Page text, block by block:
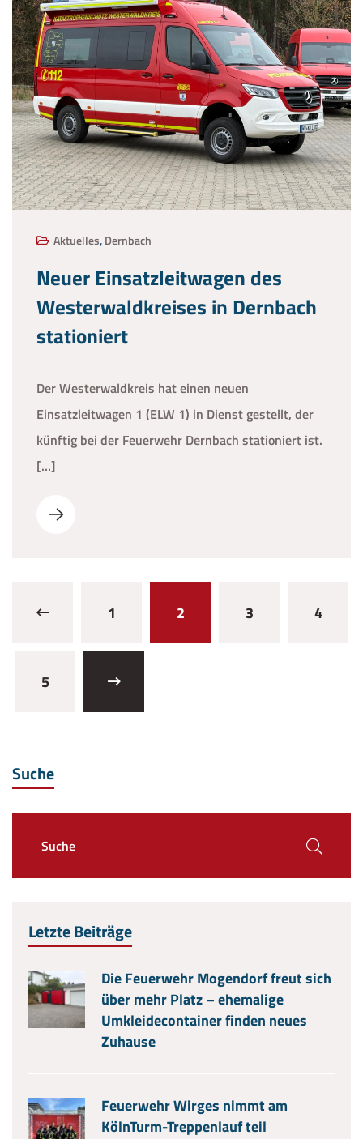
Aktuelles,Dernbach
Neuer Einsatzleitwagen des
Westerwaldkreises in Dernbach
stationiert
Der Westerwaldkreis hat einen neuen
Einsatzleitwagen 1 (ELW 1) in Dienst gestellt, der
künftig bei der Feuerwehr Dernbach stationiert ist.
[…]
1 2 3 4
5
Suche
Letzte Beiträge
Die Feuerwehr Mogendorf freut sich
über mehr Platz – ehemalige
Umkleidecontainer finden neues
Zuhause
Feuerwehr Wirges nimmt am
KölnTurm-Treppenlauf teil